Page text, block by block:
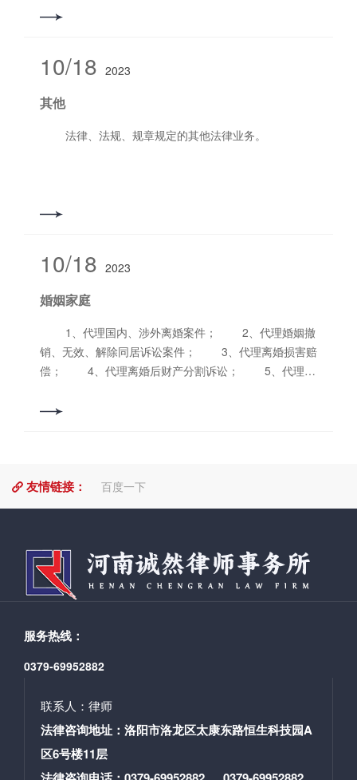
10/18 2023
其他
法律、法规、规章规定的其他法律业务。
10/18 2023
婚姻家庭
销、无效、解除同居诉讼案件； 3、代理离婚损害赔
偿； 4、代理离婚后财产分割诉讼； 5、代理离
更的诉讼； 7、代理探望权诉讼； 8、代理财产
案件。
友情链接： 百度一下
服务热线：
0379-69952882
联系人：律师
法律咨询地址：洛阳市洛龙区太康东路恒生科技园A
区6号楼11层